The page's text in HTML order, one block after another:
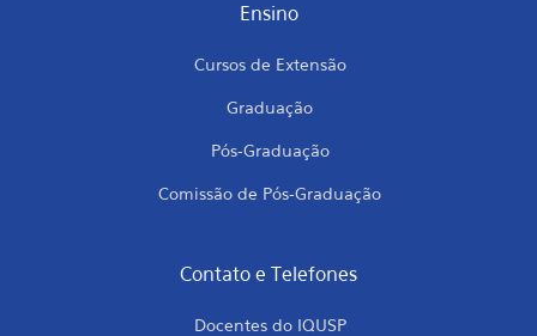
Ensino
Cursos de Extensão
Graduação
Pós-Graduação
Comissão de Pós-Graduação
Contato e Telefones
Docentes do IQUSP